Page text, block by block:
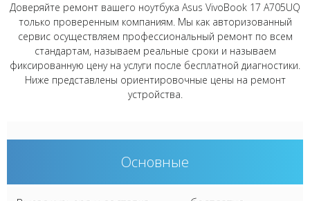
Доверяйте ремонт вашего ноутбука Asus VivoBook 17 A705UQ
только проверенным компаниям. Мы как авторизованный
сервис осуществляем профессиональный ремонт по всем
стандартам, называем реальные сроки и называем
фиксированную цену на услуги после бесплатной диагностики.
Ниже представлены ориентировочные цены на ремонт
устройства.
Основные